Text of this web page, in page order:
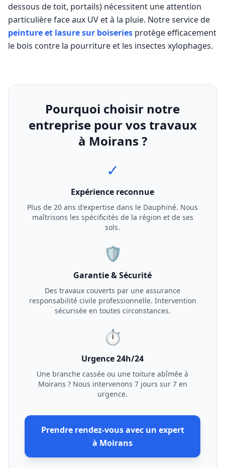
dessous de toit, portails) nécessitent une attention
particulière face aux UV et à la pluie. Notre service de
peinture et lasure sur boiseries protège efficacement
le bois contre la pourriture et les insectes xylophages.
Pourquoi choisir notre
entreprise pour vos travaux
à Moirans ?
✓
Expérience reconnue
Plus de 20 ans d'expertise dans le Dauphiné. Nous
maîtrisons les spécificités de la région et de ses
sols.
🛡️
Garantie & Sécurité
Des travaux couverts par une assurance
responsabilité civile professionnelle. Intervention
sécurisée en toutes circonstances.
⏱️
Urgence 24h/24
Une branche cassée ou une toiture abîmée à
Moirans ? Nous intervenons 7 jours sur 7 en
urgence.
Prendre rendez-vous avec un expert
à Moirans